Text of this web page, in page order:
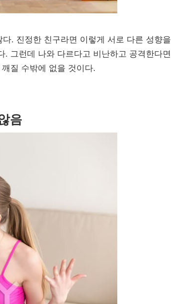
. 진정한 친구라면 이렇게 서로 다른 성향을
그런데 나와 다르다고 비난하고 공격한다면
질 수밖에 없을 것이다.
음